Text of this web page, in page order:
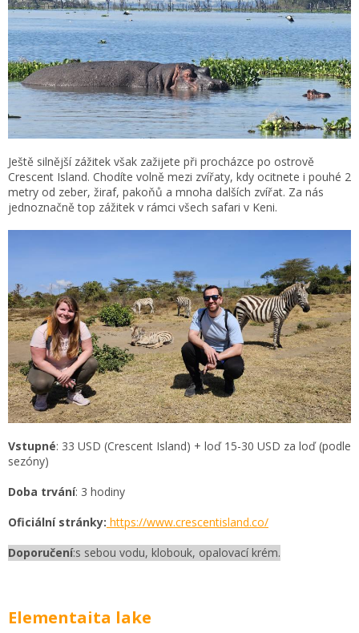
Ještě silnější zážitek však zažijete při procházce po ostrově
Crescent Island. Chodíte volně mezi zvířaty, kdy ocitnete i pouhé 2
metry od zeber, žiraf, pakoňů a mnoha dalších zvířat. Za nás
jednoznačně top zážitek v rámci všech safari v Keni.
Vstupné: 33 USD (Crescent Island) + loď 15-30 USD za loď (podle
sezóny)
Doba trvání: 3 hodiny
Oficiální stránky: https://www.crescentisland.co/
Doporučení:s sebou vodu, klobouk, opalovací krém.
Elementaita lake